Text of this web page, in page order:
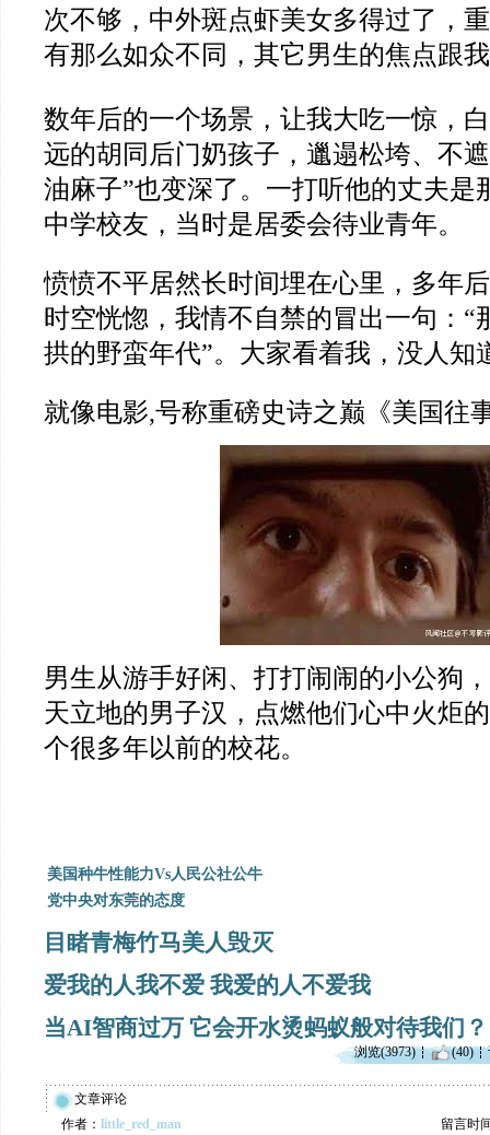
次不够，中外斑点虾美女多得过了，
有那么如众不同，其它男生的焦点跟
数年后的一个场景，让我大吃一惊，
远的胡同后门奶孩子，邋遢松垮、不
油麻子”也变深了。一打听他的丈夫是
中学校友，当时是居委会待业青年。
愤愤不平居然长时间埋在心里，多年
时空恍惚，我情不自禁的冒出一句：“
拱的野蛮年代”。大家看着我，没人知
就像电影,号称重磅史诗之巅《美国往
男生从游手好闲、打打闹闹的小公狗
天立地的男子汉，点燃他们心中火炬
个很多年以前的校花。
美国种牛性能力Vs人民公社公牛
党中央对东莞的态度
目睹青梅竹马美人毁灭
爱我的人我不爱 我爱的人不爱我
当AI智商过万 它会开水烫蚂蚁般对待我们？
浏览(3973) (40)
文章评论
作者： little_red_man 留言时